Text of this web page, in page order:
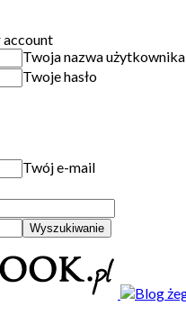
account
Twoja nazwa użytkownika
Twoje hasło
Twój e-mail